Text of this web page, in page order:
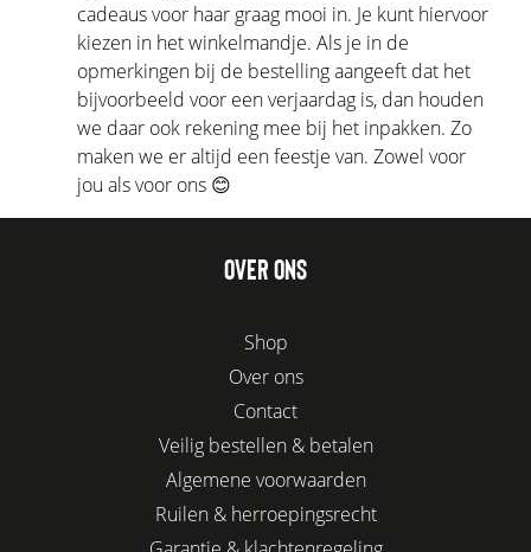
cadeaus voor haar graag mooi in. Je kunt hiervoor
kiezen in het winkelmandje. Als je in de
opmerkingen bij de bestelling aangeeft dat het
bijvoorbeeld voor een verjaardag is, dan houden
we daar ook rekening mee bij het inpakken. Zo
maken we er altijd een feestje van. Zowel voor
jou als voor ons 😊
OVER ONS
Shop
Over ons
Contact
Veilig bestellen & betalen
Algemene voorwaarden
Ruilen & herroepingsrecht